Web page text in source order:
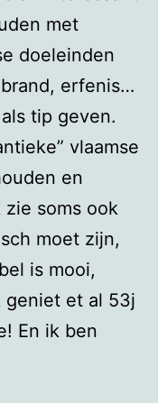
met
doeleinden
erfenis…
tip geven.
vlaamse
en
soms ook
moet zijn,
is mooi,
geniet et al 53j
En ik ben